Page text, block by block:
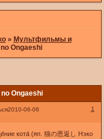
» Мультфильмы и
Ongaeshi
Ongaeshi
1
2010-06-06
кота́ (яп. 猫の恩返し Нэко